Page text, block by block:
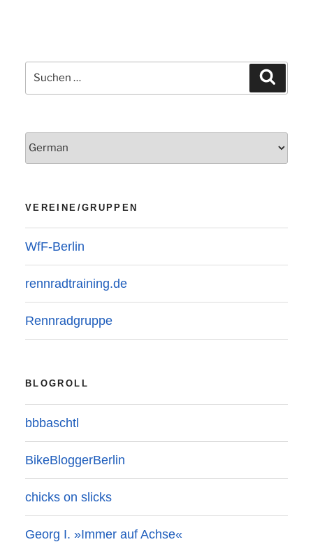
Suchen
nach:
VEREINE/GRUPPEN
WfF-Berlin
rennradtraining.de
Rennradgruppe
BLOGROLL
bbbaschtl
BikeBloggerBerlin
chicks on slicks
Georg I. »Immer auf Achse«